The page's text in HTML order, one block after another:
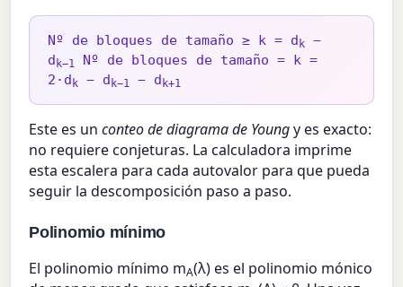
Nº de bloques de tamaño ≥ k = d k
−
d k−1
Nº de bloques de tamaño = k =
2·d k − d k−1 − d k+1
Este es unconteo de diagrama de Youngy es exacto:
no requiere conjeturas. La calculadora imprime
esta escalera para cada autovalor para que pueda
seguir la descomposición paso a paso.
Polinomio mínimo
El polinomio mínimo mA(λ) es el polinomio mónico